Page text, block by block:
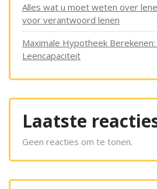
Alles wat u moet weten over
voor verantwoord lenen
Maximale Hypotheek Berekenen:
Leencapaciteit
Laatste
Geen reacties om te tonen.